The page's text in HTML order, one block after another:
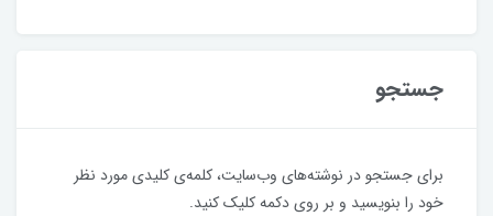
جستجو
برای جستجو در نوشته‌های وب‌سایت، کلمه‌ی کلیدی مورد نظر
خود را بنویسید و بر روی دکمه کلیک کنید.